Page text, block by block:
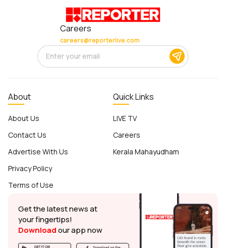
Careers
careers@reporterlive.com
About
About Us
Contact Us
Advertise With Us
Privacy Policy
Terms of Use
Quick Links
LIVE TV
Careers
Kerala Mahayudham
Get the latest news at
your fingertips!
Downloadour app now